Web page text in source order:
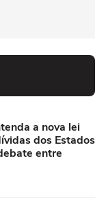
a nova lei
dos Estados
entre